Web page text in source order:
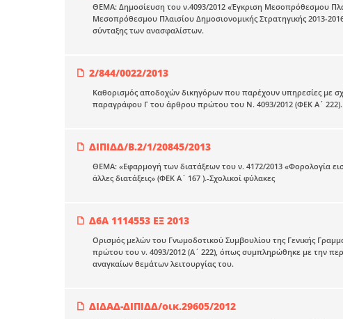
ΘΕΜΑ: Δημοσίευση του ν.4093/2012 «Έγκριση Μεσοπρόθεσμου
Μεσοπρόθεσμου Πλαισίου Δημοσιονομικής Στρατηγικής 2013-
σύνταξης των ανασφαλίστων.
2/844/0022/2013
Καθορισμός αποδοχών δικηγόρων που παρέχουν υπηρεσίες με
παραγράφου Γ του άρθρου πρώτου του Ν. 4093/2012 (ΦΕΚ Α΄ 222).
ΔΙΠΙΔΔ/Β.2/1/20845/2013
ΘΕΜΑ: «Εφαρμογή των διατάξεων του ν. 4172/2013 «Φορολογία
άλλες διατάξεις» (ΦΕΚ Α΄ 167 ).-Σχολικοί φύλακες
Δ6Α 1114553 ΕΞ 2013
Ορισμός μελών του Γνωμοδοτικού Συμβουλίου της Γενικής
πρώτου του ν. 4093/2012 (Α΄ 222), όπως συμπληρώθηκε με την
αναγκαίων θεμάτων λειτουργίας του.
ΔΙΔΑΔ-ΔΙΠΙΔΔ/οικ.29605/2012